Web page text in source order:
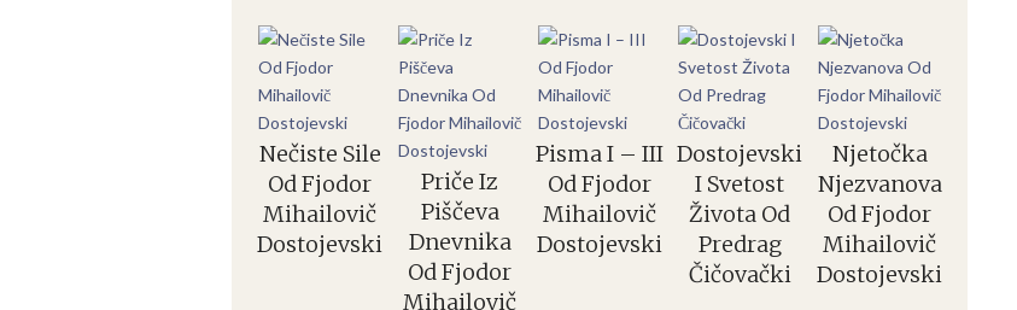
Nečiste Sile
Od Fjodor
Mihailovič
Dostojevski
Priče Iz
Piščeva
Dnevnika
Od Fjodor
Mihailovič
Pisma I – III
Od Fjodor
Mihailovič
Dostojevski
Dostojevski
I Svetost
Života Od
Predrag
Čičovački
Njetočka
Njezvanova
Od Fjodor
Mihailovič
Dostojevski